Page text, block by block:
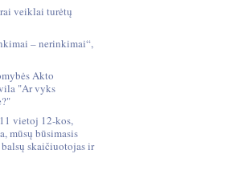
veiklai turėtų
– nerinkimai“,
Akto
"Ar vyks
vietoj 12-kos,
mūsų būsimasis
skaičiuotojas ir